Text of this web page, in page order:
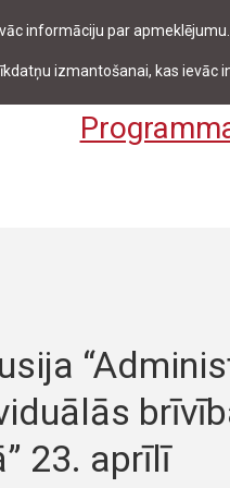
informāciju par
izmantošanai, kas ievāc
Bibliotēka
23. aprīlī